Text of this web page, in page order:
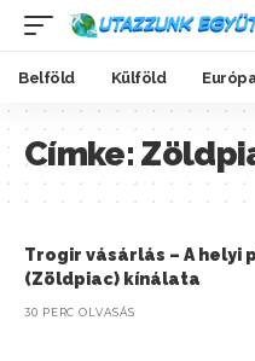
Belföld Külföld Európa
Címke:
Trogir vásárlás – A helyi
(Zöldpiac) kínálata
30 PERC OLVASÁS